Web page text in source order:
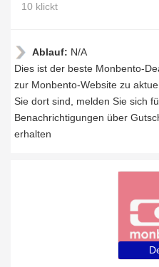
10 klickt
Ablauf: N/A
Dies ist der beste Monbento-
zur Monbento-Website zu
Sie dort sind, melden Sie sich
Benachrichtigungen über
erhalten